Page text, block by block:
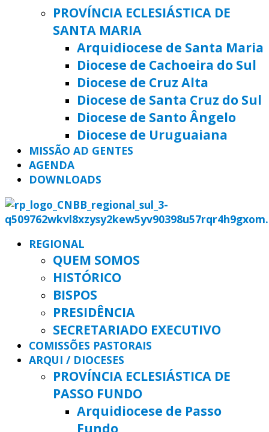
PROVÍNCIA ECLESIÁSTICA DE
SANTA MARIA
Arquidiocese de Santa Maria
Diocese de Cachoeira do Sul
Diocese de Cruz Alta
Diocese de Santa Cruz do Sul
Diocese de Santo Ângelo
Diocese de Uruguaiana
MISSÃO AD GENTES
AGENDA
DOWNLOADS
REGIONAL
QUEM SOMOS
HISTÓRICO
BISPOS
PRESIDÊNCIA
SECRETARIADO EXECUTIVO
COMISSÕES PASTORAIS
ARQUI / DIOCESES
PROVÍNCIA ECLESIÁSTICA DE
PASSO FUNDO
Arquidiocese de Passo
Fundo